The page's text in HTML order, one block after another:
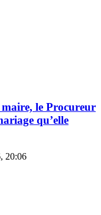
le Procureur
qu’elle
20:06